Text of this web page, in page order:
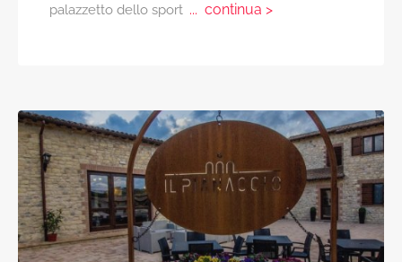
palazzetto dello sport... continua >